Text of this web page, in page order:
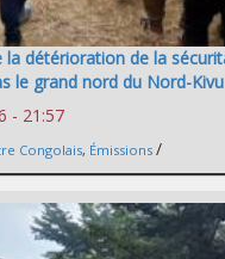
la détérioration de la
le grand nord du Nord-Kivu
- 21:57
Congolais, Émissions /